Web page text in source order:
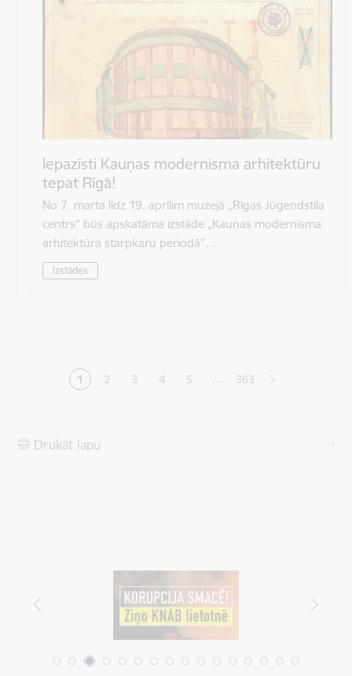
Iepazīsti Kauņas modernisma arhitektūru
tepat Rīgā!
No 7. marta līdz 19. aprīlim muzejā „Rīgas Jūgendstila
centrs” būs apskatāma izstāde „Kauņas modernisma
arhitektūra starpkaru periodā”…
Izstādes
Pašreizējā lapa
1 Lapa
2 Lapa
3 Lapa
4 Lapa
5 … 363
Drukāt lapu